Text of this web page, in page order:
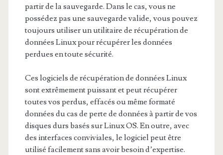
partir de la sauvegarde. Dans le cas, vous ne
possédez pas une sauvegarde valide, vous pouvez
toujours utiliser un utilitaire de récupération de
données Linux pour récupérer les données
perdues en toute sécurité.
Ces logiciels de récupération de données Linux
sont extrêmement puissant et peut récupérer
toutes vos perdus, effacés ou même formaté
données du cas de perte de données à partir de vos
disques durs basés sur Linux OS. En outre, avec
des interfaces conviviales, le logiciel peut être
utilisé facilement sans avoir besoin d’expertise.